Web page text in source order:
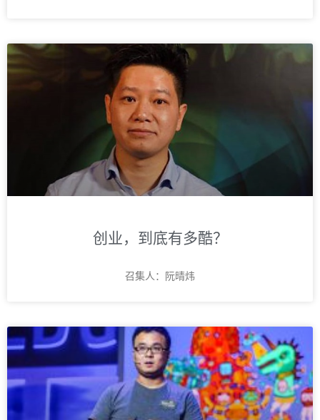
创业，到底有多酷？
召集人：阮晴炜